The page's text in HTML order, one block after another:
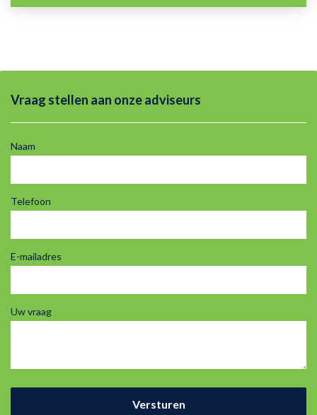
Vraag stellen aan onze adviseurs
Naam
Telefoon
E-mailadres
Uw vraag